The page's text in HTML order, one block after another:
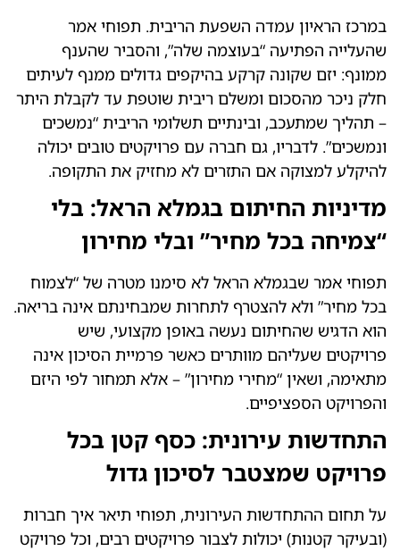
במרכז הראיון עמדה השפעת הריבית. תפוחי אמר
שהעלייה הפתיעה “בעוצמה שלה”, והסביר שהענף
ממונף: יזם שקונה קרקע בהיקפים גדולים ממנף לעיתים
חלק ניכר מהסכום ומשלם ריבית שוטפת עד לקבלת היתר
– תהליך שמתעכב, ובינתיים תשלומי הריבית “נמשכים
ונמשכים”. לדבריו, גם חברה עם פרויקטים טובים יכולה
להיקלע למצוקה אם התזרים לא מחזיק את התקופה.
מדיניות החיתום בגמלא הראל: בלי
“צמיחה בכל מחיר” ובלי מחירון
תפוחי אמר שבגמלא הראל לא סימנו מטרה של “לצמוח
בכל מחיר” ולא להצטרף לתחרות שמבחינתם אינה בריאה.
הוא הדגיש שהחיתום נעשה באופן מקצועי, שיש
פרויקטים שעליהם מוותרים כאשר פרמיית הסיכון אינה
מתאימה, ושאין “מחירי מחירון” – אלא תמחור לפי היזם
והפרויקט הספציפיים.
התחדשות עירונית: כסף קטן בכל
פרויקט שמצטבר לסיכון גדול
על תחום ההתחדשות העירונית, תפוחי תיאר איך חברות
(ובעיקר קטנות) יכולות לצבור פרויקטים רבים, וכל פרויקט